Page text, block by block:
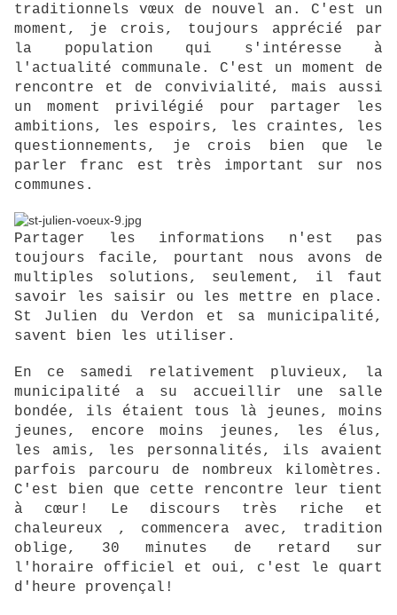
traditionnels vœux de nouvel an. C'est un
moment, je crois, toujours apprécié par
la population qui s'intéresse à
l'actualité communale. C'est un moment de
rencontre et de convivialité, mais aussi
un moment privilégié pour partager les
ambitions, les espoirs, les craintes, les
questionnements, je crois bien que le
parler franc est très important sur nos
communes.
Partager les informations n'est pas
toujours facile, pourtant nous avons de
multiples solutions, seulement, il faut
savoir les saisir ou les mettre en place.
St Julien du Verdon et sa municipalité,
savent bien les utiliser.
En ce samedi relativement pluvieux, la
municipalité a su accueillir une salle
bondée, ils étaient tous là jeunes, moins
jeunes, encore moins jeunes, les élus,
les amis, les personnalités, ils avaient
parfois parcouru de nombreux kilomètres.
C'est bien que cette rencontre leur tient
à cœur! Le discours très riche et
chaleureux , commencera avec, tradition
oblige, 30 minutes de retard sur
l'horaire officiel et oui, c'est le quart
d'heure provençal!